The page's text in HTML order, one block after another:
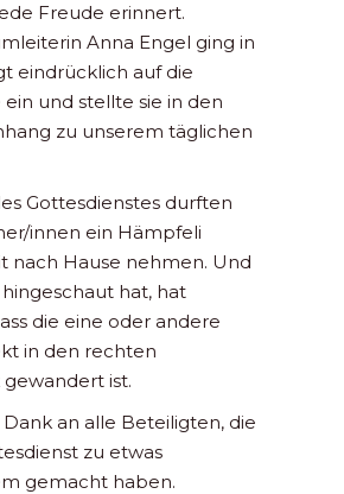
Freude erinnert.
Anna Engel ging in
eindrücklich auf die
ein und stellte sie in den
zu unserem täglichen
Gottesdienstes durften
innen ein Hämpfeli
nach Hause nehmen. Und
hat, hat
die eine oder andere
in den rechten
gewandert ist.
an alle Beteiligten, die
zu etwas
gemacht haben.